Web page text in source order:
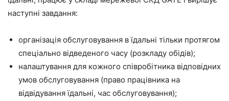
наступні завдання:
організація обслуговування в їдальні тільки протягом
спеціально відведеного часу (розкладу обідів);
налаштування для кожного співробітника відповідних
умов обслуговування (право працівника на
відвідування їдальні, час обслуговування);